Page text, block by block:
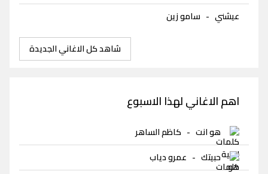
عيشني - سامو زين
شاهد كل الاغاني الجديدة
اهم الاغاني لهذا الاسبوع
هو انت - كاظم الساهر
حبيتك - عمرو دياب